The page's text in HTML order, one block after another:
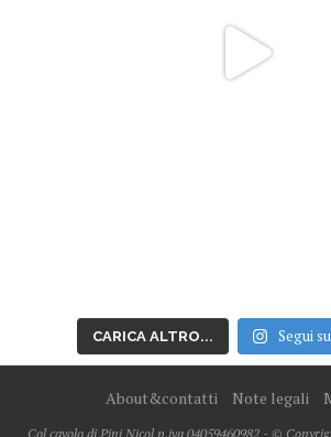
CARICA ALTRO... Segui
About&contatti Note legali
Col cavolo di Pini Nicol p.iva 04059460982 - ©